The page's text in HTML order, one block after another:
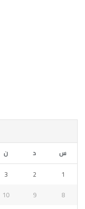
س د ن
1
2
3
8
9
10